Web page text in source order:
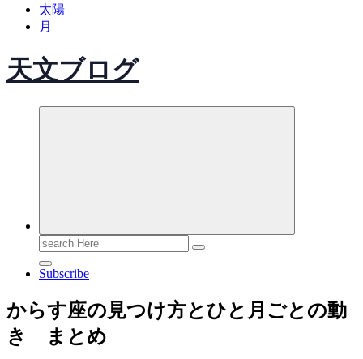
太陽
月
天文ブログ
Search
for:
Subscribe
からす座の見つけ方とひと月ごとの動
き まとめ